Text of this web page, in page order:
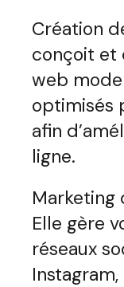
Création
conçoit et
web
optimisés
afin
ligne.
Marketing
Elle gère
réseaux